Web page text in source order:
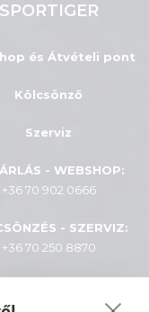
SPORTIGER
és Átvételi pont
Kölcsönző
Szerviz
- WEBSHOP:
+36 70 902 0666
- SZERVIZ:
+36 70 250 8870